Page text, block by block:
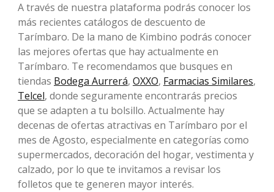
A través de nuestra plataforma podrás conocer los
más recientes catálogos de descuento de
Tarímbaro. De la mano de Kimbino podrás conocer
las mejores ofertas que hay actualmente en
Tarímbaro. Te recomendamos que busques en
tiendas Bodega Aurrerá, OXXO, Farmacias Similares,
Telcel, donde seguramente encontrarás precios
que se adapten a tu bolsillo. Actualmente hay
decenas de ofertas atractivas en Tarímbaro por el
mes de Agosto, especialmente en categorías como
supermercados, decoración del hogar, vestimenta y
calzado, por lo que te invitamos a revisar los
folletos que te generen mayor interés.